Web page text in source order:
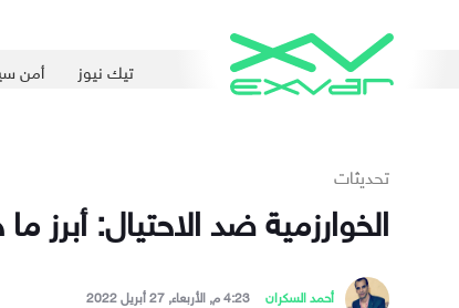
تيك نيوز أمن
تحديثات
الخوارزمية ضد الاحتيال:
أحمد السكران 4:23 م, الأربعاء, 27 أبريل 2022